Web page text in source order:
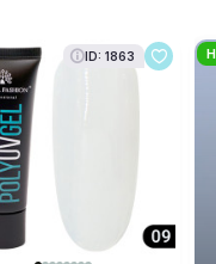
ID: 1863